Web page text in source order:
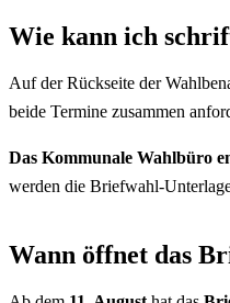
Wie kann ich
Auf der Rückseite der
beide Termine zusammen
Das Kommunale Wahlbüro
werden die Briefwahl-
Wann öffnet das